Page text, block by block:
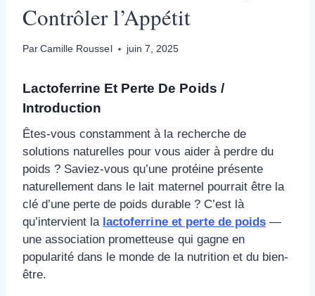
Contrôler l’Appétit
Par Camille Roussel juin 7, 2025
Lactoferrine Et Perte De Poids /
Introduction
Êtes-vous constamment à la recherche de
solutions naturelles pour vous aider à perdre du
poids ? Saviez-vous qu’une protéine présente
naturellement dans le lait maternel pourrait être la
clé d’une perte de poids durable ? C’est là
qu’intervient la lactoferrine et perte de poids—
une association prometteuse qui gagne en
popularité dans le monde de la nutrition et du bien-
être.